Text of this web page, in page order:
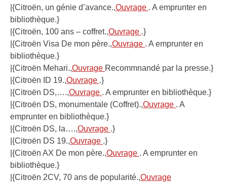
|{Citroën, un génie d’avance.,Ouvrage . A emprunter en
bibliothèque.}
|{Citroën, 100 ans – coffret.,Ouvrage .}
|{Citroën Visa De mon père.,Ouvrage . A emprunter en
bibliothèque.}
|{Citroën Mehari.,Ouvrage Recommnandé par la presse.}
|{Citroën ID 19.,Ouvrage .}
|{Citroën DS,….,Ouvrage . A emprunter en bibliothèque.}
|{Citroën DS, monumentale (Coffret).,Ouvrage . A
emprunter en bibliothèque.}
|{Citroën DS, la….,Ouvrage .}
|{Citroën DS 19.,Ouvrage .}
|{Citroën AX De mon père.,Ouvrage . A emprunter en
bibliothèque.}
|{Citroën 2CV, 70 ans de popularité.,Ouvrage